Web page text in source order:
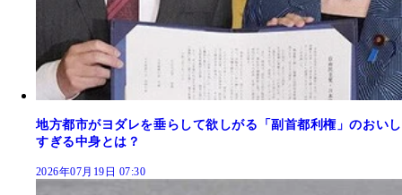
地方都市がヨダレを垂らして欲しがる「副首都利権」のおいし
すぎる中身とは？
2026年07月19日 07:30